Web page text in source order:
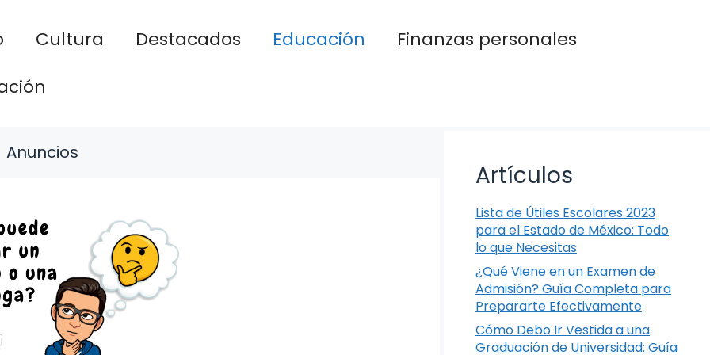
Cultura Destacados Educación
Finanzas personales
Anuncios
Artículos
Lista de Útiles Escolares 2023
para el Estado de México: Todo
lo que Necesitas
¿Qué Viene en un Examen de
Admisión? Guía Completa para
Prepararte Efectivamente
Cómo Debo Ir Vestida a una
Graduación de Universidad: Guía